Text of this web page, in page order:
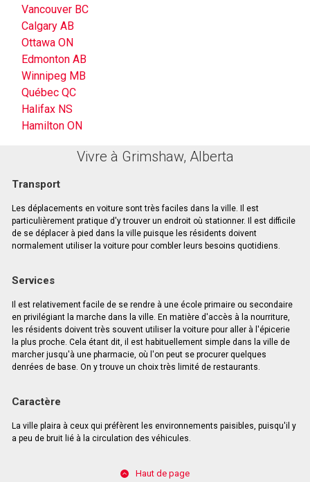
Vancouver BC
Calgary AB
Ottawa ON
Edmonton AB
Winnipeg MB
Québec QC
Halifax NS
Hamilton ON
Vivre à Grimshaw, Alberta
Transport
Les déplacements en voiture sont très faciles dans la ville. Il est
particulièrement pratique d'y trouver un endroit où stationner. Il est difficile
de se déplacer à pied dans la ville puisque les résidents doivent
normalement utiliser la voiture pour combler leurs besoins quotidiens.
Services
Il est relativement facile de se rendre à une école primaire ou secondaire
en privilégiant la marche dans la ville. En matière d'accès à la nourriture,
les résidents doivent très souvent utiliser la voiture pour aller à l'épicerie
la plus proche. Cela étant dit, il est habituellement simple dans la ville de
marcher jusqu'à une pharmacie, où l'on peut se procurer quelques
denrées de base. On y trouve un choix très limité de restaurants.
Caractère
La ville plaira à ceux qui préfèrent les environnements paisibles, puisqu'il y
a peu de bruit lié à la circulation des véhicules.
Haut de page